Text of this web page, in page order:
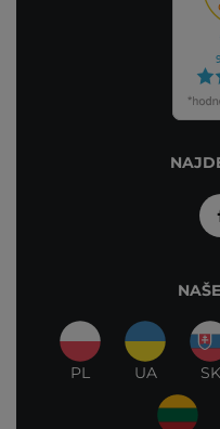
PL UA SK